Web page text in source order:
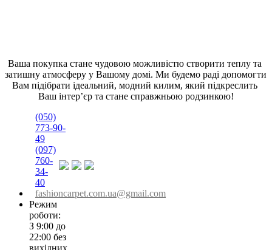
Ваша покупка стане чудовою можливістю створити теплу та
затишну атмосферу у Вашому домі. Ми будемо раді допомогти
Вам підібрати ідеальний, модний килим, який підкреслить
Ваш інтер’єр та стане справжньою родзинкою!
(050)
773-90-
49
(097)
760-
34-
40
fashioncarpet.com.ua@gmail.com
Режим
роботи:
З 9:00 до
22:00 без
вихідних